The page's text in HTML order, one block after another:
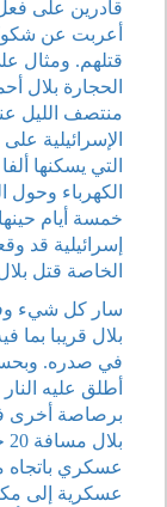
قادرين على
أعربت عن
قتلهم. ومثال
الحجارة بلال
منتصف الليل
الإسرائيلية
التي يسكنها
الكهرباء
إسرائيلية قد
الخاصة قتل بلال غانم (19 عاما)، أحد
سار كل شيء
بلال قريبا بما
في صدره.
أطلق عليه
برصاصة أخرى
عسكري باتجاه
عسكرية إلى